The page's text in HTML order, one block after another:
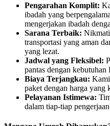
Pengarahan Komplit:
ibadah yang
mengerjakan ibadah
Sarana Terbaik:
transportasi yang aman
yang lezat.
Jadwal yang Fleksibel:
pantas dengan kebutuhan
Biaya Terjangkau:
paket dengan harga yang
Pelayanan Istimewa:
dalam tiap-tiap